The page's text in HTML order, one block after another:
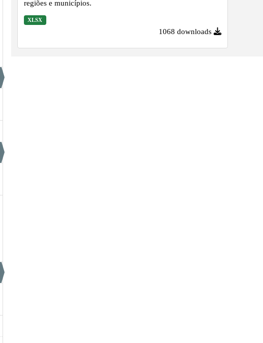
regiões e municípios.
XLSX
1068 downloads